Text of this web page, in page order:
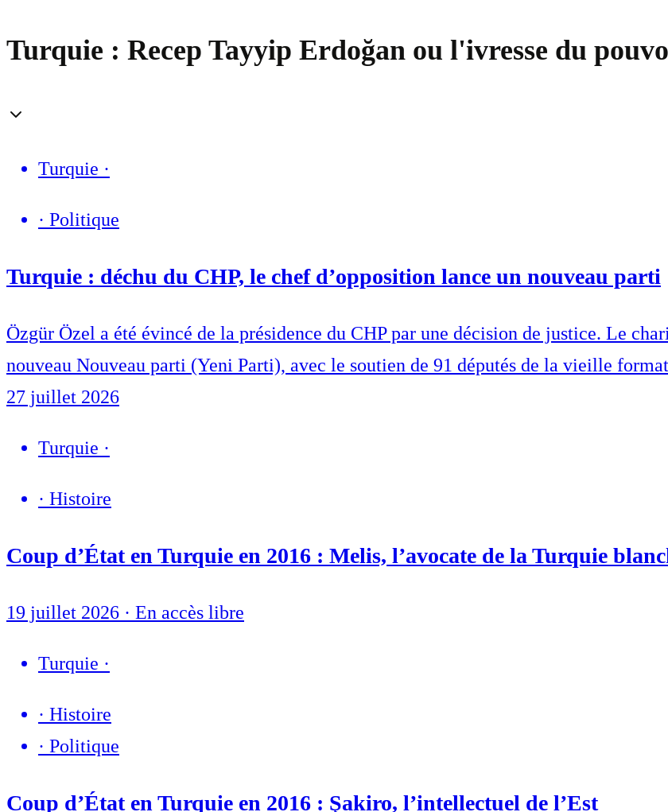
Turquie : Recep Tayyip Erdoğan ou l'ivresse du
Turquie ·
· Politique
Turquie : déchu du CHP, le chef d’opposition lance un nouveau parti
Özgür Özel a été évincé de la présidence du CHP par une décision de justice. Le
nouveau Nouveau parti (Yeni Parti), avec le soutien de 91 députés de la vieille
27 juillet 2026
Turquie ·
· Histoire
Coup d’État en Turquie en 2016 : Melis, l’avocate de la Turquie
19 juillet 2026 · En accès libre
Turquie ·
· Histoire
· Politique
Coup d’État en Turquie en 2016 : Şakiro, l’intellectuel de l’Est